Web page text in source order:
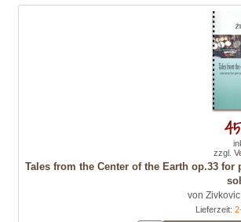
Tales from the Center of the Earth op.33
von
Lieferzeit:
zzgl.